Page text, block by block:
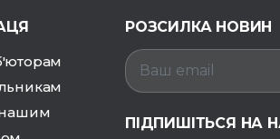
нашим
РОЗСИЛКА НОВИН
ПІДПИШІТЬСЯ НА